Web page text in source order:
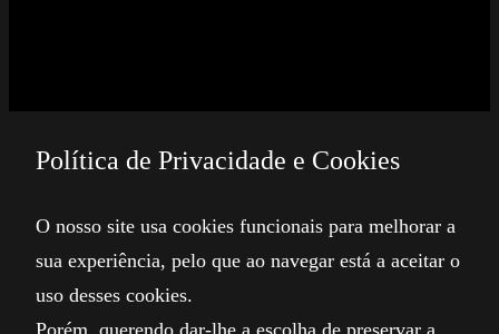
Política de Privacidade e Cookies
O nosso site usa cookies funcionais para melhorar a
sua experiência, pelo que ao navegar está a aceitar o
uso desses cookies.